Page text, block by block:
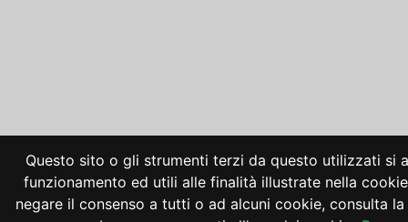
Questo sito o gli strumenti terzi da questo utilizzati si
funzionamento ed utili alle finalità illustrate nella
negare il consenso a tutti o ad alcuni cookie, consulta